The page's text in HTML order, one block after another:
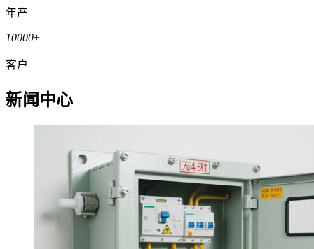
年产
10000+
客户
新闻中心